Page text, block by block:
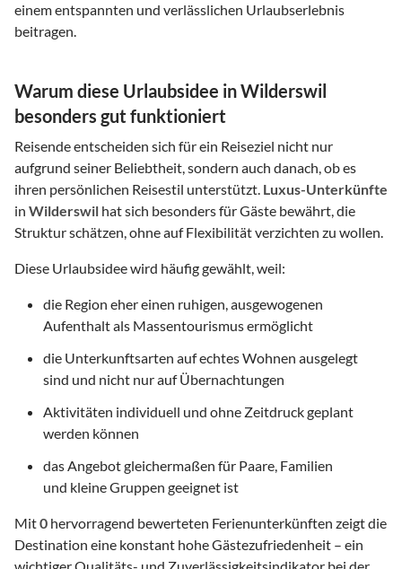
einem entspannten und verlässlichen Urlaubserlebnis
beitragen.
Warum diese Urlaubsidee in Wilderswil
besonders gut funktioniert
Reisende entscheiden sich für ein Reiseziel nicht nur
aufgrund seiner Beliebtheit, sondern auch danach, ob es
ihren persönlichen Reisestil unterstützt. Luxus-Unterkünfte
in Wilderswil hat sich besonders für Gäste bewährt, die
Struktur schätzen, ohne auf Flexibilität verzichten zu wollen.
Diese Urlaubsidee wird häufig gewählt, weil:
die Region eher einen ruhigen, ausgewogenen
Aufenthalt als Massentourismus ermöglicht
die Unterkunftsarten auf echtes Wohnen ausgelegt
sind und nicht nur auf Übernachtungen
Aktivitäten individuell und ohne Zeitdruck geplant
werden können
das Angebot gleichermaßen für Paare, Familien
und kleine Gruppen geeignet ist
Mit0 hervorragend bewerteten Ferienunterkünften zeigt die
Destination eine konstant hohe Gästezufriedenheit – ein